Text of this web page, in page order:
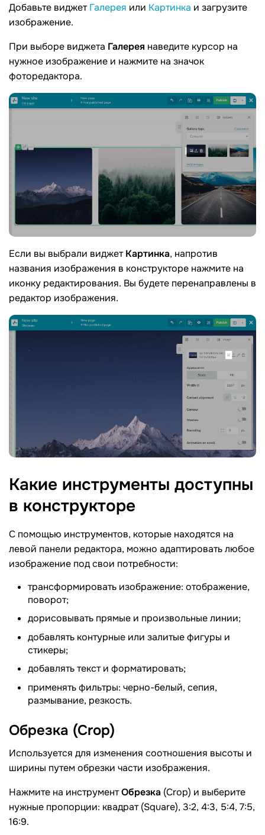
Добавьте виджетГалерея или Картинка и загрузите
изображение.
При выборе виджета Галерея наведите курсор на
нужное изображение и нажмите на значок
фоторедактора.
Если вы выбрали виджетКартинка, напротив
названия изображения в конструкторе нажмите на
иконку редактирования. Вы будете перенаправлены в
редактор изображения.
Какие инструменты доступны
в конструкторе
С помощью инструментов, которые находятся на
левой панели редактора, можно адаптировать любое
изображение под свои потребности:
трансформировать изображение: отображение,
поворот;
дорисовывать прямые и произвольные линии;
добавлять контурные или залитые фигуры и
стикеры;
добавлять текст и форматировать;
применять фильтры: черно-белый, сепия,
размывание, резкость.
Обрезка (Crop)
Используется для изменения соотношения высоты и
ширины путем обрезки части изображения.
Нажмите на инструментОбрезка (Crop) и выберите
нужные пропорции: квадрат (Square), 3:2, 4:3, 5:4, 7:5,
16:9.